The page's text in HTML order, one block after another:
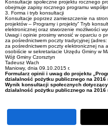
Konsultacje społeczne projektu rocznego
obejmuje zapisy rocznego programu
3. Forma i tryb konsultacji
Konsultacje poprzez zamieszczenie na
projektów – Programy i projekty” Tryb
elektronicznej oraz stworzenie możliwości
Uwagi i opinie prosimy wnosić w oparciu o
za pośrednictwem poczty tradycyjnej
za pośrednictwem poczty elektronicznej na
osobiście w sekretariacie Urzędu Gminy w
Wójt Gminy Czorsztyn
Tadeusz Wach
Maniowy, dnia 09.10.2015 r.
Formularz opinii i uwag do projektu
działalność pożytku publicznego na 2016
Wynik konsultacji społecznych
działalność pożytku publicznego na 2016